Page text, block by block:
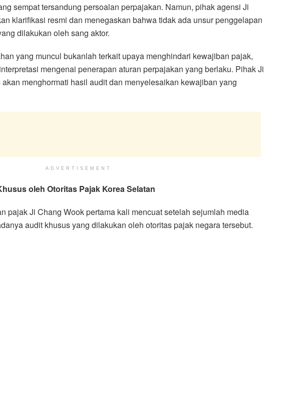
sempat tersandung persoalan perpajakan. Namun, pihak agensi Ji
klarifikasi resmi dan menegaskan bahwa tidak ada unsur penggelapan
dilakukan oleh sang aktor.
yang muncul bukanlah terkait upaya menghindari kewajiban pajak,
mengenai penerapan aturan perpajakan yang berlaku. Pihak Ji
menghormati hasil audit dan menyelesaikan kewajiban yang
ADVERTISEMENT
oleh Otoritas Pajak Korea Selatan
pajak Ji Chang Wook pertama kali mencuat setelah sejumlah media
audit khusus yang dilakukan oleh otoritas pajak negara tersebut.